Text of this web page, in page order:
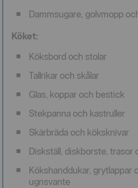
Dammsugare, golvmopp
Köket:
Köksbord och stolar
Tallrikar och skålar
Glas, koppar och bestick
Stekpanna och kastruller
Skärbräda och köksknivar
Diskställ, diskborste, trasor
Kökshanddukar, grytlappar
ugnsvante